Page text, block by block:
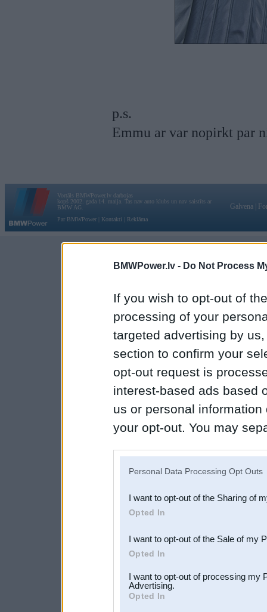
BMWPower.lv - Do Not Process
If you wish to opt-out of
processing of your
targeted advertising by
section to confirm your
opt-out request is
interest-based ads based
us or personal
your opt-out. You may
Downstream Participants
third parties.
Personal Data Processing Opt Outs
I want to opt-out of the Sharing of
Opted In
I want to opt-out of the Sale of my
Opted In
I want to opt-out of processing my
Advertising.
Opted In
p.s.
Emmu ar var nopirkt par
Vortāls BMWPower.lv darbojas
kopš 2002. gada 14. maija. Tas nav auto klubs un nav saistīts ar
BMW AG.
Par BMWPower
Kontakti Reklāma
Galvena